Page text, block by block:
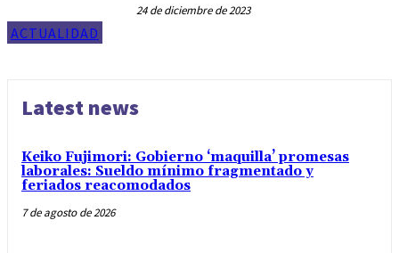
ACTUALIDAD
24 de diciembre de 2023
Latest news
Keiko Fujimori: Gobierno ‘maquilla’ promesas
laborales: Sueldo mínimo fragmentado y
feriados reacomodados
7 de agosto de 2026